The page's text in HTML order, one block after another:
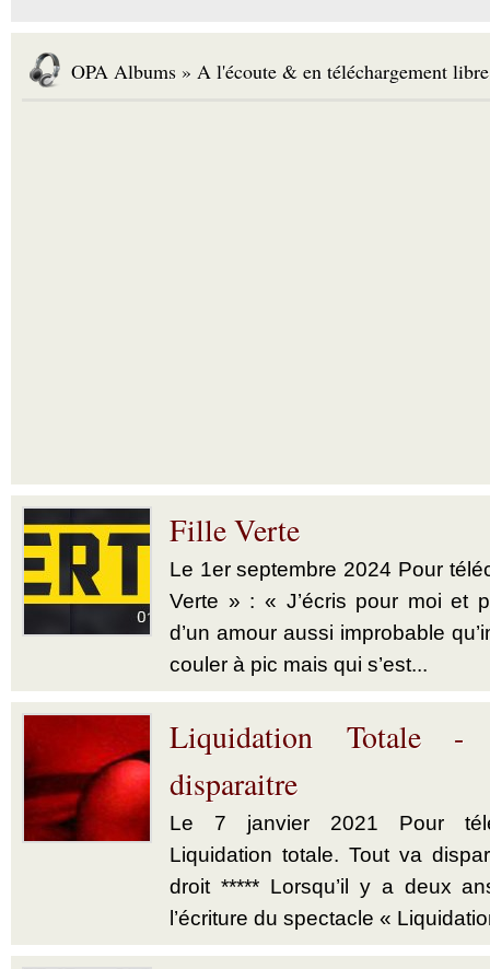
OPA Albums » A l'écoute & en téléchargement
Fille Verte
Le 1er septembre 2024 Pour
Verte » : « J’écris pour moi et
d’un amour aussi improbable
couler à pic mais qui s’est...
Liquidation Totale
disparaitre
Le 7 janvier 2021 Pour
Liquidation totale. Tout va
droit ***** Lorsqu’il y a deux
l’écriture du spectacle «